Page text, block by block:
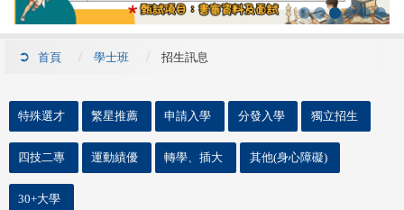
首頁 學士班 招生訊息
特殊選才 繁星推薦 申請入學 分發入學 獨立招生
四技二專 運動績優 轉學、插大 其他(身心障礙)
30+大學